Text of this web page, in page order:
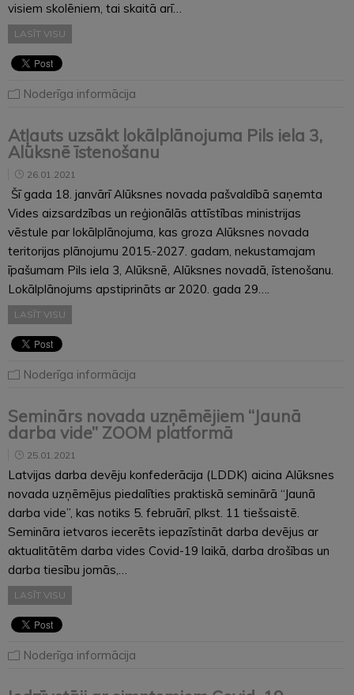
visiem skolēniem, tai skaitā arī…
LASĪT VISU
Noderīga informācija
Atļauts uzsākt lokālplānojuma Pils iela 3,
Alūksnē īstenošanu
26.01.2021
Šī gada 18. janvārī Alūksnes novada pašvaldībā saņemta
Vides aizsardzības un reģionālās attīstības ministrijas
vēstule par lokālplānojuma, kas groza Alūksnes novada
teritorijas plānojumu 2015.-2027. gadam, nekustamajam
īpašumam Pils iela 3, Alūksnē, Alūksnes novadā, īstenošanu.
Lokālplānojums apstiprināts ar 2020. gada 29….
LASĪT VISU
Noderīga informācija
Seminārs novada uzņēmējiem “Jaunā
darba vide” ZOOM platformā
25.01.2021
Latvijas darba devēju konfederācija (LDDK) aicina Alūksnes
novada uzņēmējus piedalīties praktiskā seminārā “Jaunā
darba vide”, kas notiks 5. februārī, plkst. 11 tiešsaistē.
Semināra ietvaros iecerēts iepazīstināt darba devējus ar
aktualitātēm darba vides Covid-19 laikā, darba drošības un
darba tiesību jomās,…
LASĪT VISU
Noderīga informācija